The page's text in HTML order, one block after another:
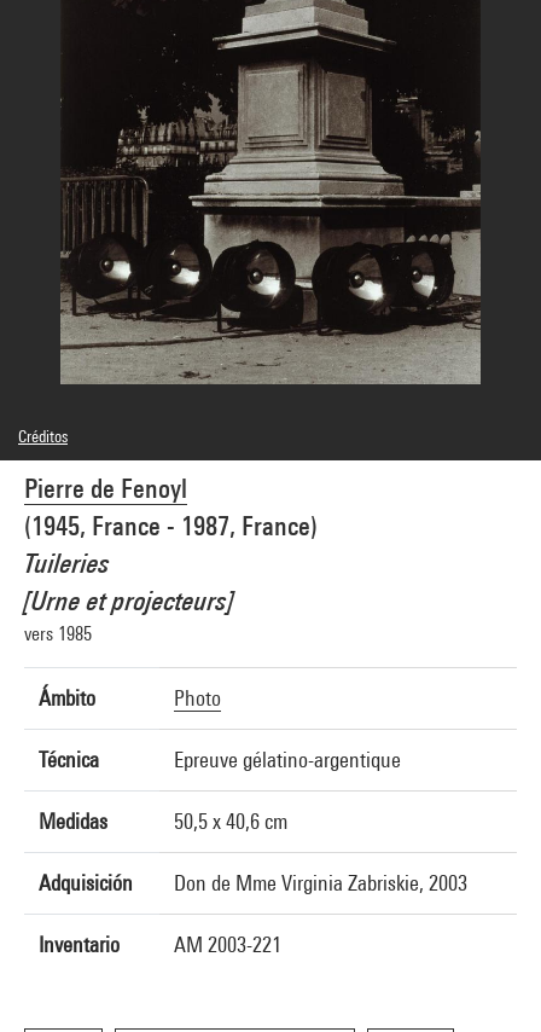
Pierre de Fenoyl
(1945, France - 1987, France)
Tuileries
[Urne et projecteurs]
vers 1985
Ámbito Photo
Técnica Epreuve gélatino-argentique
Medidas 50,5 x 40,6 cm
Adquisición Don de Mme Virginia Zabriskie, 2003
Inventario AM 2003-221
Créditos
© Pierre de Fenoyl
Créditos fotográficos : Centre Pompidou, MNAM-CCI/Philippe Migeat/Dist.
GrandPalaisRmn
Referencia de la imagen : 4F70063 [2001 CX 0206]
Difusión de la imagen :